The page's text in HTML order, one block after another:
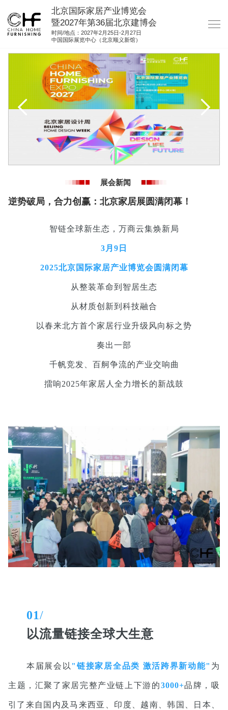
北京国际家居产业博览会
暨2027年第36届北京建博会
时间/地点：2027年2月25日-2月27日
中国国际展览中心（北京顺义新馆）
展会新闻
逆势破局，合力创赢：北京家居展圆满闭幕！
智链全球新生态，万商云集焕新局
3月9日
2025北京国际家居产业博览会圆满闭幕
从整装革命到智居生态
从材质创新到科技融合
以春来北方首个家居行业升级风向标之势
奏出一部
千帆竞发、百舸争流的产业交响曲
擂响2025年家居人全力增长的新战鼓
01/
以流量链接全球大生意
本届展会以 "链接家居全品类 激活跨界新动能" 为
主题，汇聚了家居完整产业链上下游的3000+品牌，吸
引了来自国内及马来西亚、印度、越南、韩国、日本、